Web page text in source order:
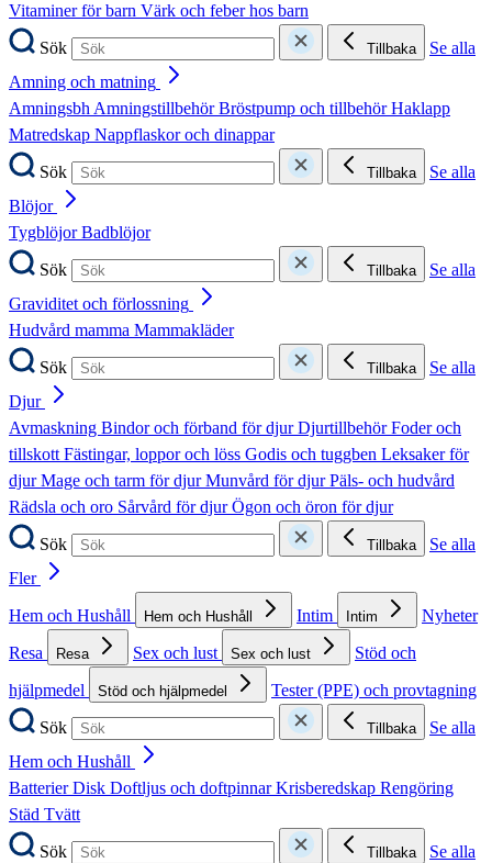
Vitaminer för barn Värk och feber hos barn
Sök
Tillbaka
Se alla
Amning och matning
AmningsbhAmningstillbehörBröstpump och tillbehörHaklapp
Matredskap Nappflaskor och dinappar
Sök
Tillbaka
Se alla
Blöjor
TygblöjorBadblöjor
Sök
Tillbaka
Se alla
Graviditet och förlossning
Hudvård mamma Mammakläder
Sök
Tillbaka
Se alla
Djur
Avmaskning Bindor och förband för djurDjurtillbehörFoder och
tillskottFästingar, loppor och löss Godis och tuggben Leksaker för
djurMage och tarm för djurMunvård för djurPäls- och hudvård
Rädsla och oro Sårvård för djurÖgon och öron för djur
Sök
Tillbaka
Se alla
Fler
Hem och Hushåll
Hem och Hushåll Intim Intim
Nyheter
Resa
Resa Sex och lust Sex och lust
Stöd och
hjälpmedel
Stöd och hjälpmedel
Tester (PPE) och provtagning
Sök
Tillbaka
Se alla
Hem och Hushåll
BatterierDisk Doftljus och doftpinnarKrisberedskap Rengöring
Städ Tvätt
Sök
Tillbaka
Se alla